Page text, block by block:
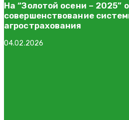
На “Золотой осени – 2025”
совершенствование
агрострахования
04.02.2026